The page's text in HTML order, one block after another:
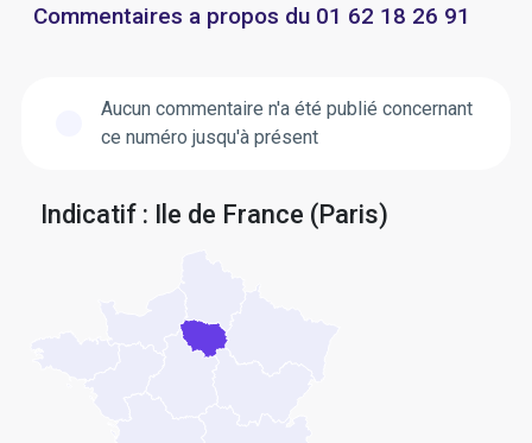
Commentaires a propos du 01 62 18 26 91
Aucun commentaire n'a été publié concernant
ce numéro jusqu'à présent
Indicatif : Ile de France (Paris)